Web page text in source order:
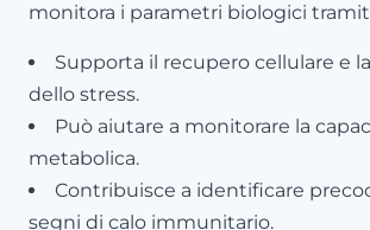
monitora i parametri biologici
Supporta il recupero cellulare e
dello stress.
Può aiutare a monitorare la
metabolica.
Contribuisce a identificare
segni di calo immunitario.